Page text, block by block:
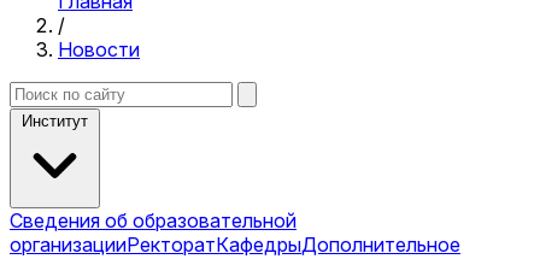
/
Новости
Институт
Сведения об образовательной
организацииРекторатКафедрыДополнительное